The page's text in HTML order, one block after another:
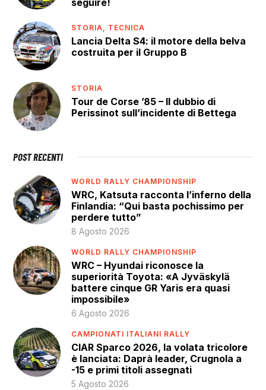
seguire!
STORIA, TECNICA
Lancia Delta S4: il motore della belva
costruita per il Gruppo B
STORIA
Tour de Corse ’85 – Il dubbio di
Perissinot sull’incidente di Bettega
POST RECENTI
WORLD RALLY CHAMPIONSHIP
WRC, Katsuta racconta l’inferno della
Finlandia: “Qui basta pochissimo per
perdere tutto”
8 Agosto 2026
WORLD RALLY CHAMPIONSHIP
WRC – Hyundai riconosce la
superiorità Toyota: «A Jyväskylä
battere cinque GR Yaris era quasi
impossibile»
6 Agosto 2026
CAMPIONATI ITALIANI RALLY
CIAR Sparco 2026, la volata tricolore
è lanciata: Daprà leader, Crugnola a
-15 e primi titoli assegnati
5 Agosto 2026